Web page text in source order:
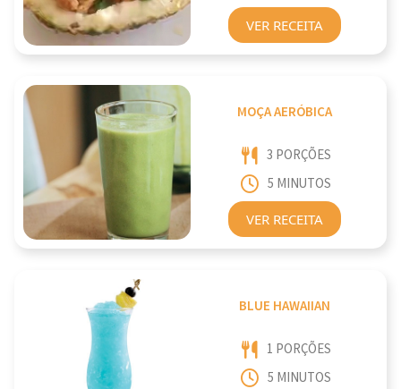
VER RECEITA
MOÇA AERÓBICA
3 PORÇÕES
5 MINUTOS
VER RECEITA
BLUE HAWAIIAN
1 PORÇÕES
5 MINUTOS